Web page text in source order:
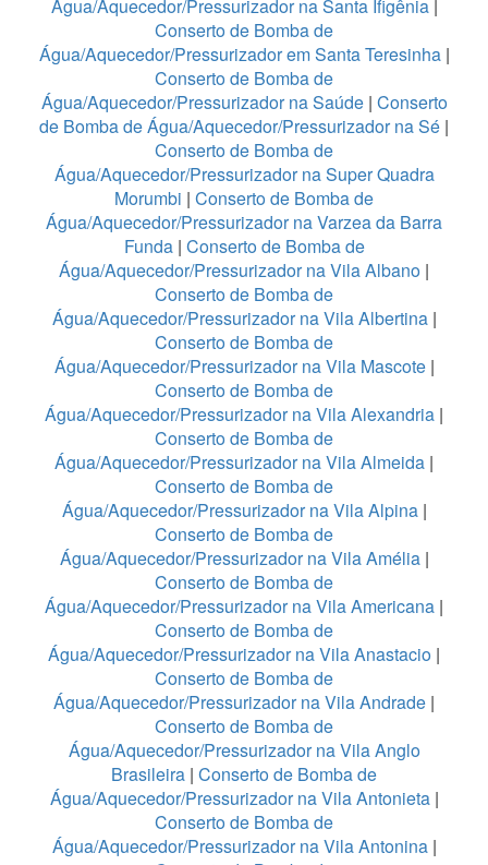
Água/Aquecedor/Pressurizador na Santa Ifigênia |
Conserto de Bomba de
Água/Aquecedor/Pressurizador em Santa Teresinha|
Conserto de Bomba de
Água/Aquecedor/Pressurizador na Saúde| Conserto
de Bomba de Água/Aquecedor/Pressurizador na Sé |
Conserto de Bomba de
Água/Aquecedor/Pressurizador na Super Quadra
Morumbi | Conserto de Bomba de
Água/Aquecedor/Pressurizador na Varzea da Barra
Funda| Conserto de Bomba de
Água/Aquecedor/Pressurizador na Vila Albano |
Conserto de Bomba de
Água/Aquecedor/Pressurizador na Vila Albertina|
Conserto de Bomba de
Água/Aquecedor/Pressurizador na Vila Mascote|
Conserto de Bomba de
Água/Aquecedor/Pressurizador na Vila Alexandria |
Conserto de Bomba de
Água/Aquecedor/Pressurizador na Vila Almeida |
Conserto de Bomba de
Água/Aquecedor/Pressurizador na Vila Alpina |
Conserto de Bomba de
Água/Aquecedor/Pressurizador na Vila Amélia |
Conserto de Bomba de
Água/Aquecedor/Pressurizador na Vila Americana |
Conserto de Bomba de
Água/Aquecedor/Pressurizador na Vila Anastacio |
Conserto de Bomba de
Água/Aquecedor/Pressurizador na Vila Andrade |
Conserto de Bomba de
Água/Aquecedor/Pressurizador na Vila Anglo
Brasileira | Conserto de Bomba de
Água/Aquecedor/Pressurizador na Vila Antonieta|
Conserto de Bomba de
Água/Aquecedor/Pressurizador na Vila Antonina|